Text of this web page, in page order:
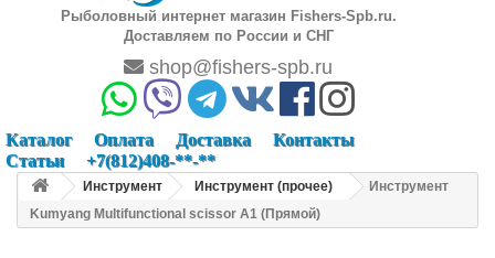
Рыболовный интернет магазин Fishers-Spb.ru.
Доставляем по России и СНГ
shop@fishers-spb.ru
Каталог Оплата Доставка
Контакты
Статьи
+7(812)408-**-**
Инструмент Инструмент (прочее)
Инструмент
Kumyang Multifunctional scissor A1 (Прямой)